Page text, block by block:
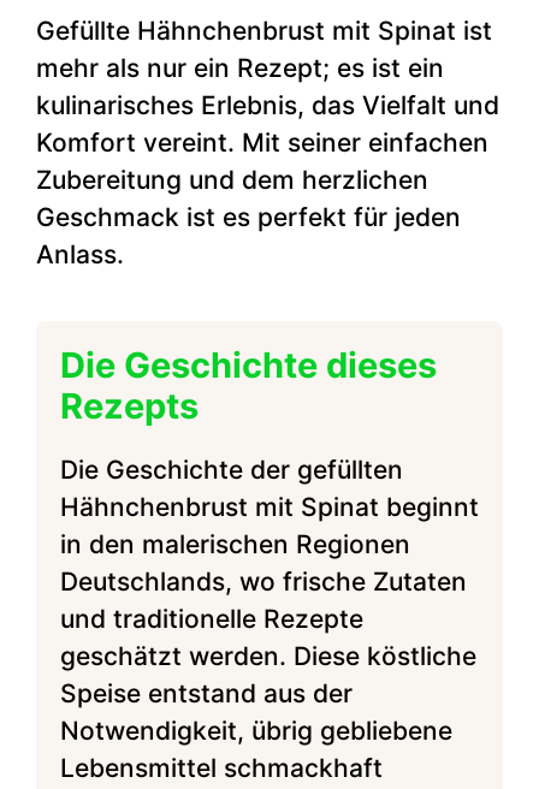
Gefüllte Hähnchenbrust mit Spinat ist
mehr als nur ein Rezept; es ist ein
kulinarisches Erlebnis, das Vielfalt und
Komfort vereint. Mit seiner einfachen
Zubereitung und dem herzlichen
Geschmack ist es perfekt für jeden
Anlass.
Die Geschichte dieses
Rezepts
Die Geschichte der gefüllten
Hähnchenbrust mit Spinat beginnt
in den malerischen Regionen
Deutschlands, wo frische Zutaten
und traditionelle Rezepte
geschätzt werden. Diese köstliche
Speise entstand aus der
Notwendigkeit, übrig gebliebene
Lebensmittel schmackhaft